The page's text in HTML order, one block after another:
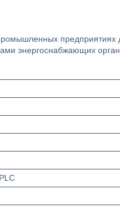
предприятиях
энергоснабжающих